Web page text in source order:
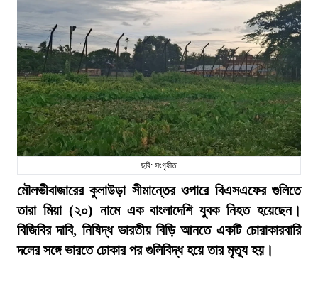
ছবি: সংগৃহীত
মৌলভীবাজারের কুলাউড়া সীমান্তের ওপারে বিএসএফের গুলিতে
তারা মিয়া (২০) নামে এক বাংলাদেশি যুবক নিহত হয়েছেন।
বিজিবির দাবি, নিষিদ্ধ ভারতীয় বিড়ি আনতে একটি চোরাকারবারি
দলের সঙ্গে ভারতে ঢোকার পর গুলিবিদ্ধ হয়ে তার মৃত্যু হয়।